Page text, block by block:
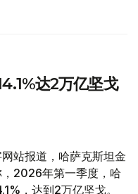
达2万亿坚戈
站报道，哈萨克斯坦金
2026年第一季度，哈
，达到2万亿坚戈。